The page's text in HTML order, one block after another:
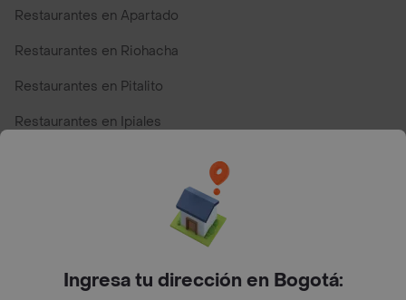
Restaurantes en Apartado
Restaurantes en Riohacha
Restaurantes en Pitalito
Restaurantes en Ipiales
Top Marcas y Cadenas de Restaurantes
Encuéntranos en estos países
Restaurantes cerca de mi para pedir Comida a Domicilio -
Ingresa tu dirección en Bogotá: